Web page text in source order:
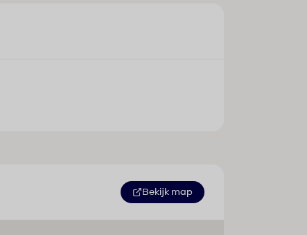
Bekijk map